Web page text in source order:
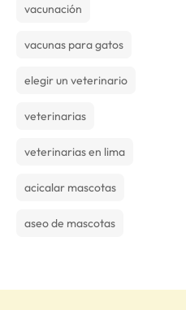
vacunación
vacunas para gatos
elegir un veterinario
veterinarias
veterinarias en lima
acicalar mascotas
aseo de mascotas